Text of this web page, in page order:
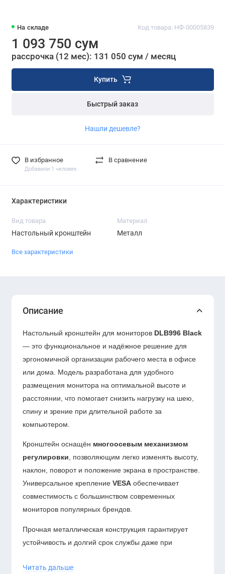
На складе Код товара: НФ-00005839
1 093 750 сум
рассрочка (12 мес): 131 050 сум / месяц
Купить
Быстрый заказ
Нашли дешевле?
В избранное
Добавили 1 человек
В сравнение
Характеристики
Вид товара
Настольный кронштейн
Материал
Металл
Все характеристики
Описание
Настольный кронштейн для мониторов DLB996 Black
— это функциональное и надёжное решение для
эргономичной организации рабочего места в офисе
или дома. Модель разработана для удобного
размещения монитора на оптимальной высоте и
расстоянии, что помогает снизить нагрузку на шею,
спину и зрение при длительной работе за
компьютером.
Кронштейн оснащён многоосевым механизмом
регулировки, позволяющим легко изменять высоту,
наклон, поворот и положение экрана в пространстве.
Универсальное крепление VESA обеспечивает
совместимость с большинством современных
мониторов популярных брендов.
Прочная металлическая конструкция гарантирует
устойчивость и долгий срок службы даже при
столу осуществляется при помощи зажимного
Читать дальше